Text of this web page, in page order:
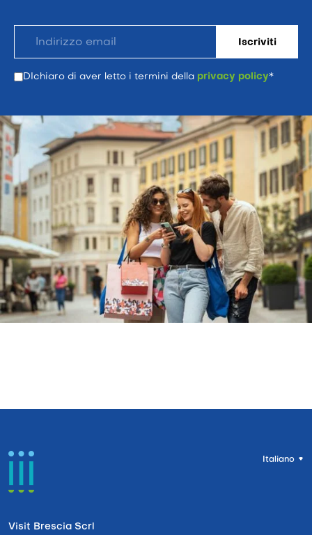
DIchiaro di aver letto i termini della privacy policy*
Italiano
Visit Brescia Scrl